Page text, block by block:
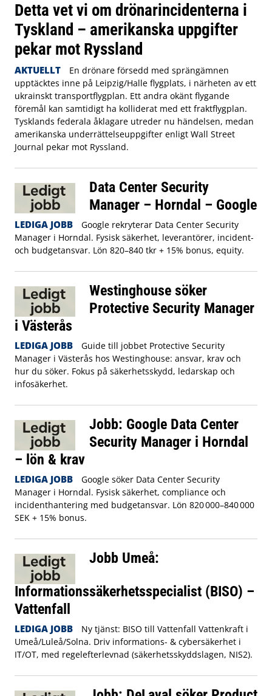
Detta vet vi om drönarincidenterna i
Tyskland – amerikanska uppgifter
pekar mot Ryssland
AKTUELLT
En drönare försedd med sprängämnen
upptäcktes inne på Leipzig/Halle flygplats, i närheten av ett
ukrainskt transportflygplan. Ett andra okänt flygande
föremål kan samtidigt ha kolliderat med ett fraktflygplan.
Tysklands federala åklagare utreder nu händelsen, medan
amerikanska underrättelseuppgifter enligt Wall Street
Journal pekar mot Ryssland.
Data Center Security
Manager – Horndal – Google
LEDIGA JOBB
Google rekryterar Data Center Security
Manager i Horndal. Fysisk säkerhet, leverantörer, incident-
och budgetansvar. Lön 820–840 tkr + 15% bonus, equity.
Westinghouse söker
Protective Security Manager
i Västerås
LEDIGA JOBB
Guide till jobbet Protective Security
Manager i Västerås hos Westinghouse: ansvar, krav och
hur du söker. Fokus på säkerhetsskydd, ledarskap och
infosäkerhet.
Jobb: Google Data Center
Security Manager i Horndal
– lön & krav
LEDIGA JOBB
Google söker Data Center Security
Manager i Horndal. Fysisk säkerhet, compliance och
incidenthantering med budgetansvar. Lön 820 000–840 000
SEK + 15% bonus.
Jobb Umeå:
Informationssäkerhetsspecialist (BISO) –
Vattenfall
LEDIGA JOBB
Ny tjänst: BISO till Vattenfall Vattenkraft i
Umeå/Luleå/Solna. Driv informations- & cybersäkerhet i
IT/OT, med regelefterlevnad (säkerhetsskyddslagen, NIS2).